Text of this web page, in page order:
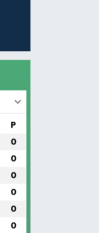
P
0
0
0
0
0
0